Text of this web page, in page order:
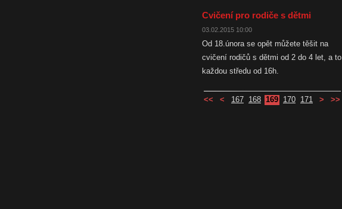
Cvičení pro rodiče s dětmi
03.02.2015 10:00
Od 18.února se opět můžete těšit na
cvičení rodičů s dětmi od 2 do 4 let, a to
každou středu od 16h.
<< < 167 168 169 170 171 > >>